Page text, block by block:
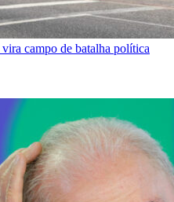
campo de batalha política